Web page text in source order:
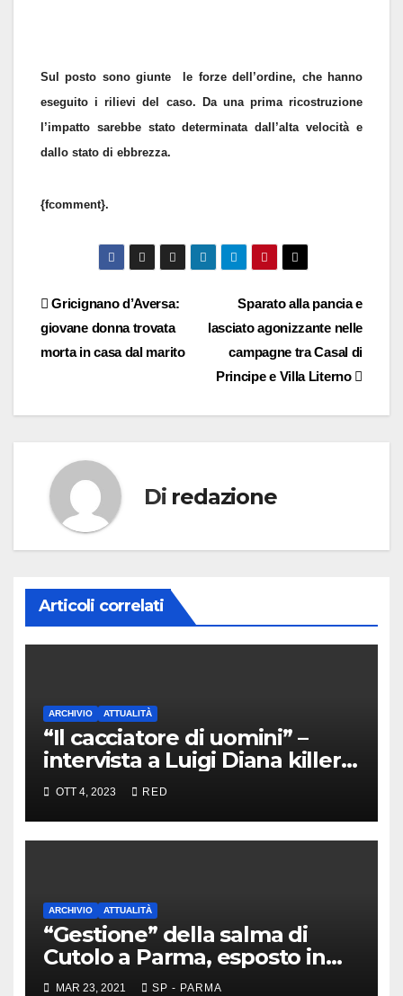
Sul posto sono giunte le forze dell’ordine, che hanno
eseguito i rilievi del caso. Da una prima ricostruzione
l’impatto sarebbe stato determinata dall’alta velocità e
dallo stato di ebbrezza.
{fcomment}.
Navigazione
articoli
Sparato alla pancia e
lasciato agonizzante nelle
campagne tra Casal di
Principe e Villa Literno
Gricignano d’Aversa:
giovane donna trovata
morta in casa dal marito
Di redazione
Articoli correlati
ARCHIVIO ATTUALITÀ
“Il cacciatore di uomini” –
intervista a Luigi Diana killer
dei Casalesi
OTT 4, 2023 RED
ARCHIVIO ATTUALITÀ
“Gestione” della salma di
Cutolo a Parma, esposto in
Procura
MAR 23, 2021 SP - PARMA